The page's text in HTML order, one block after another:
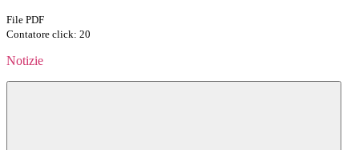
File PDF
Contatore click: 20
Notizie